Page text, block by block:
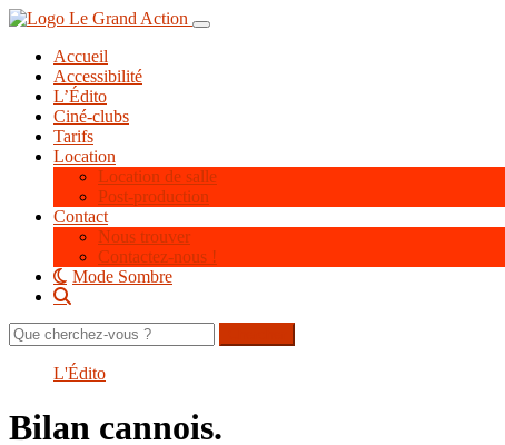
Aller
contenu
principal
Toggle navigation
Accueil
Accessibilité
L’Édito
Ciné-clubs
Tarifs
Location
Location de salle
Post-production
Contact
Nous trouver
Contactez-nous !
Mode Sombre
Rechercher
sur
L'Édito
Bilan cannois.